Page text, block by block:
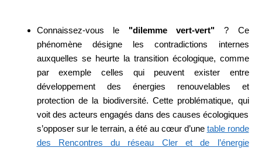
Connaissez-vous le "dilemme vert-vert" ? Ce
phénomène désigne les contradictions internes
auxquelles se heurte la transition écologique, comme
par exemple celles qui peuvent exister entre
développement des énergies renouvelables et
protection de la biodiversité. Cette problématique, qui
voit des acteurs engagés dans des causes écologiques
s’opposer sur le terrain, a été au cœur d’une table ronde
des Rencontres du réseau Cler et de l’énergie